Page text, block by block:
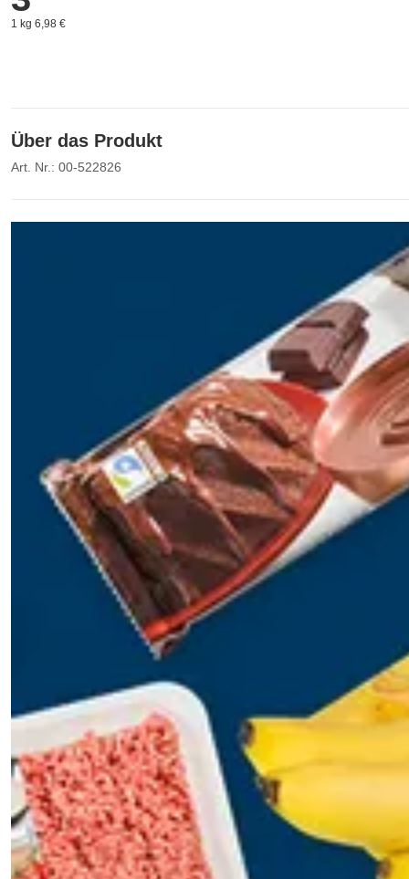
1 kg 6,98 €
Über das Produkt
Art. Nr.: 00-522826